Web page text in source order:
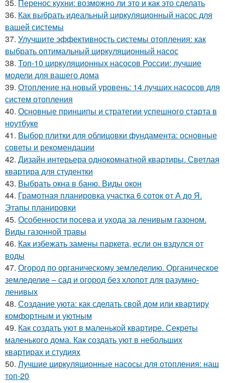
35. Перенос кухни: возможно ли это и как это сделать
36. Как выбрать идеальный циркуляционный насос для
вашей системы
37. Улучшите эффективность системы отопления: как
выбрать оптимальный циркуляционный насос
38. Топ-10 циркуляционных насосов России: лучшие
модели для вашего дома
39. Отопление на новый уровень: 14 лучших насосов для
систем отопления
40. Основные принципы и стратегии успешного старта в
ноутбуке
41. Выбор плитки для облицовки фундамента: основные
советы и рекомендации
42. Дизайн интерьера однокомнатной квартиры. Светлая
квартира для студентки
43. Выбрать окна в баню. Виды окон
44. Грамотная планировка участка 6 соток от А до Я.
Этапы планировки
45. Особенности посева и ухода за ленивым газоном.
Виды газонной травы
46. Как избежать замены паркета, если он вздулся от
воды
47. Огород по органическому земледелию. Органическое
земледелие – сад и огород без хлопот для разумно-
ленивых
48. Создание уюта: как сделать свой дом или квартиру
комфортным и уютным
49. Как создать уют в маленькой квартире. Секреты
маленького дома. Как создать уют в небольших
квартирах и студиях
50. Лучшие циркуляционные насосы для отопления: наш
топ-20